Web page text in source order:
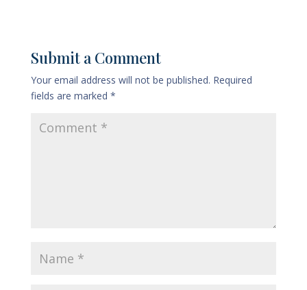
Submit a Comment
Your email address will not be published. Required
fields are marked *